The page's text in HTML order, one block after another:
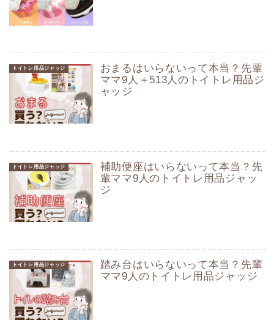
トイトレ用品ジャッジ
おまるはいらないって本当？先輩
ママ9人＋513人のトイトレ用品ジ
ャッジ
トイトレ用品ジャッジ
補助便座はいらないって本当？先
輩ママ9人のトイトレ用品ジャッ
ジ
トイトレ用品ジャッジ
踏み台はいらないって本当？先輩
ママ9人のトイトレ用品ジャッジ